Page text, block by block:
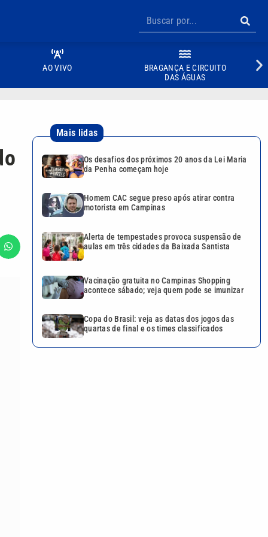
AO VIVO
BRAGANÇA E CIRCUITO
DAS ÁGUAS
Mais lidas
Os desafios dos próximos 20 anos da Lei Maria
da Penha começam hoje
Homem CAC segue preso após atirar contra
motorista em Campinas
Alerta de tempestades provoca suspensão de
aulas em três cidades da Baixada Santista
Vacinação gratuita no Campinas Shopping
acontece sábado; veja quem pode se imunizar
Copa do Brasil: veja as datas dos jogos das
quartas de final e os times classificados